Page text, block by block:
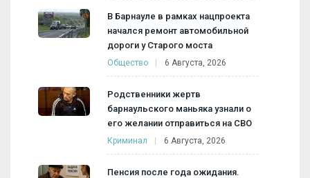
В Барнауле в рамках нацпроекта
начался ремонт автомобильной
дороги у Старого моста
Общество 6 Августа, 2026
Родственники жертв
барнаульского маньяка узнали о
его желании отправиться на СВО
Криминал 6 Августа, 2026
Пенсия после года ожидания.